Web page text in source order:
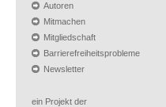
Autoren
Mitmachen
Mitgliedschaft
Barrierefreiheitsprobleme
Newsletter
ein Projekt der